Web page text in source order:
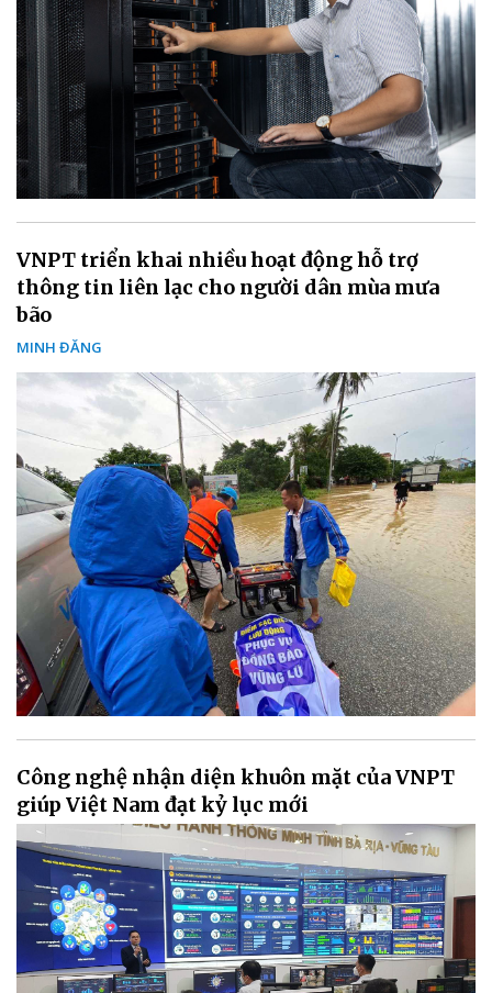
VNPT triển khai nhiều hoạt động hỗ trợ
thông tin liên lạc cho người dân mùa mưa
bão
MINH ĐĂNG
Công nghệ nhận diện khuôn mặt của VNPT
giúp Việt Nam đạt kỷ lục mới